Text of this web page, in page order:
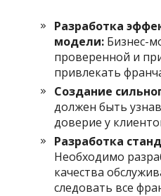
Разработка
модели: Бизнес-
проверенной и
привлекать
Создание
должен быть
доверие у
Разработка
Необходимо
качества
следовать все